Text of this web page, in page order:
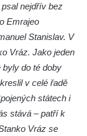
nejdřív bez
Emrajeo
Stanislav. V
Vráz. Jako jeden
do té doby
v celé řadě
státech i
stává – patří k
Vráz se